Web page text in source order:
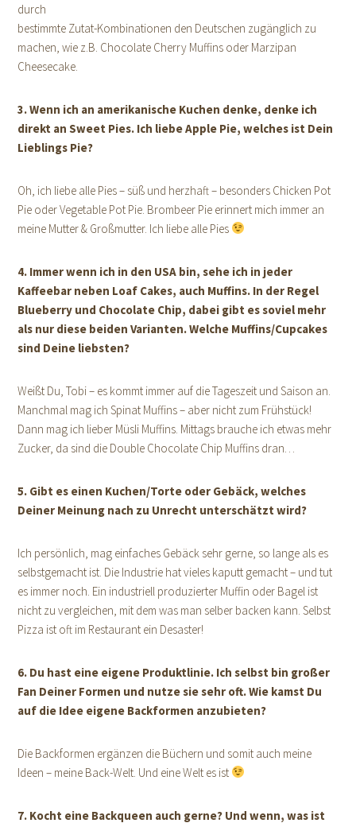
durch
bestimmte Zutat-Kombinationen den Deutschen zugänglich zu
machen, wie z.B. Chocolate Cherry Muffins oder Marzipan
Cheesecake.
3. Wenn ich an amerikanische Kuchen denke, denke ich
direkt an Sweet Pies. Ich liebe Apple Pie, welches ist Dein
Lieblings Pie?
Oh, ich liebe alle Pies – süß und herzhaft – besonders Chicken Pot
Pie oder Vegetable Pot Pie. Brombeer Pie erinnert mich immer an
meine Mutter & Großmutter. Ich liebe alle Pies
4. Immer wenn ich in den USA bin, sehe ich in jeder
Kaffeebar neben Loaf Cakes, auch Muffins. In der Regel
Blueberry und Chocolate Chip, dabei gibt es soviel mehr
als nur diese beiden Varianten. Welche Muffins/Cupcakes
sind Deine liebsten?
Weißt Du, Tobi – es kommt immer auf die Tageszeit und Saison an.
Manchmal mag ich Spinat Muffins – aber nicht zum Frühstück!
Dann mag ich lieber Müsli Muffins. Mittags brauche ich etwas mehr
Zucker, da sind die Double Chocolate Chip Muffins dran…
5. Gibt es einen Kuchen/Torte oder Gebäck, welches
Deiner Meinung nach zu Unrecht unterschätzt wird?
Ich persönlich, mag einfaches Gebäck sehr gerne, so lange als es
selbstgemacht ist. Die Industrie hat vieles kaputt gemacht – und tut
es immer noch. Ein industriell produzierter Muffin oder Bagel ist
nicht zu vergleichen, mit dem was man selber backen kann. Selbst
Pizza ist oft im Restaurant ein Desaster!
6. Du hast eine eigene Produktlinie. Ich selbst bin großer
Fan Deiner Formen und nutze sie sehr oft. Wie kamst Du
auf die Idee eigene Backformen anzubieten?
Die Backformen ergänzen die Büchern und somit auch meine
Ideen – meine Back-Welt. Und eine Welt es ist
7. Kocht eine Backqueen auch gerne? Und wenn, was ist